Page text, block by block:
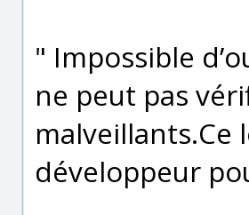
" Impossible
ne peut pas
malveillants.Ce
développeur